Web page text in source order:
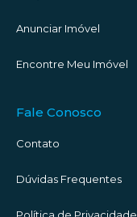
Anunciar Imóvel
Encontre Meu Imóvel
Fale Conosco
Contato
Dúvidas Frequentes
Política de Privacidade